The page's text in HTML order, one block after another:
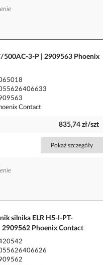
500AC-3-P | 2909563 Phoenix
Contact
835,74 zł/szt
Pokaż szczegóły
silnika ELR H5-I-PT-
Phoenix Contact